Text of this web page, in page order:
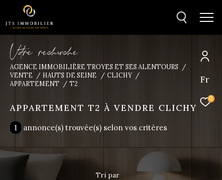
Fr
0
Vore recece
AGENCE IMMOBILIÈRE TROYES ET SES ALENTOURS
VENTE
HAUTS DE SEINE
CLICHY
APPARTEMENT
T2
APPARTEMENT T2 À VENDRE CLICHY
1 annonce(s) trouvée(s) selon vos critères
Tri par
Trouver la
Type
d'offre
Vente
Type
Type de bien